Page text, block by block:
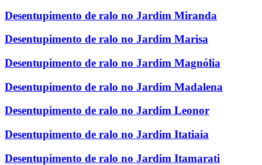
Desentupimento de ralo no Jardim Miranda
Desentupimento de ralo no Jardim Marisa
Desentupimento de ralo no Jardim Magnólia
Desentupimento de ralo no Jardim Madalena
Desentupimento de ralo no Jardim Leonor
Desentupimento de ralo no Jardim Itatiaia
Desentupimento de ralo no Jardim Itamarati